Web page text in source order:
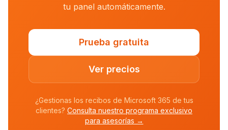
tu panel automáticamente.
Prueba gratuita
Ver precios
¿Gestionas los recibos de Microsoft 365 de tus
clientes? Consulta nuestro programa exclusivo
para asesorías →